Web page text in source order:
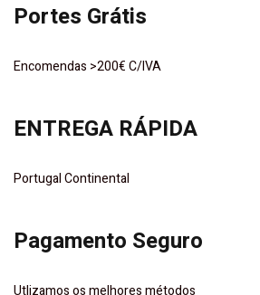
Portes Grátis
Encomendas >200€ C/IVA
ENTREGA RÁPIDA
Portugal Continental
Pagamento Seguro